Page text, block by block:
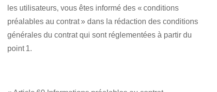
les utilisateurs, vous êtes informé des « conditions
préalables au contrat » dans la rédaction des conditions
générales du contrat qui sont réglementées à partir du
point 1.